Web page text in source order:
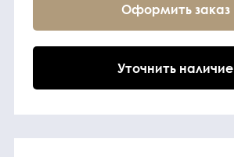
Ходовые части
Оформить заказ
Уточнить наличие